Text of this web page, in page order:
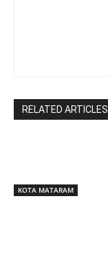
RELATED ARTICLES
KOTA MATARAM